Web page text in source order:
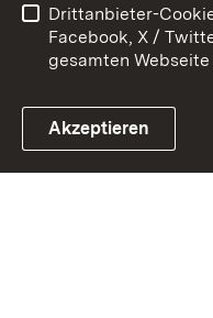
Link zum Landesportal
Impressum
Drittanbieter-
Facebook, X /
gesamten
Akzeptieren